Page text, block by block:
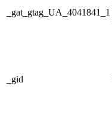
_gat_gtag_UA_4041841_1
_gid